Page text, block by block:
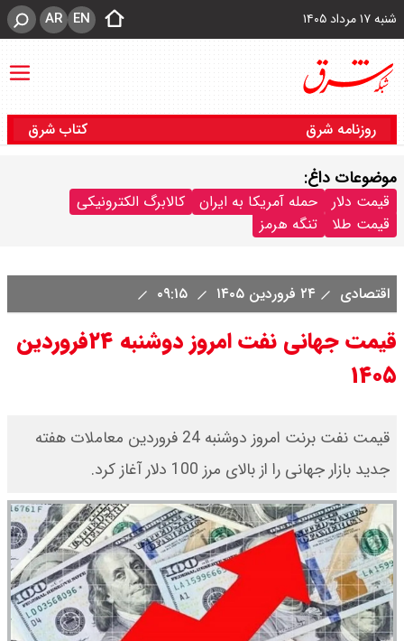
شنبه ۱۷ مرداد ۱۴۰۵ EN
AR
روزنامه شرق کتاب شرق
موضوعات داغ:
قیمت دلار حمله آمریکا به ایران
کالابرگ الکترونیکی
قیمت طلا
تنگه هرمز
اقتصادی ۲۴ فروردین ۱۴۰۵
قیمت جهانی نفت امروز دوشنبه ۲۴فروردین
۱۴۰۵
قیمت نفت برنت امروز دوشنبه 24 فروردین معاملات هفته
جدید بازار جهانی را از بالای مرز 100 دلار آغاز کرد.